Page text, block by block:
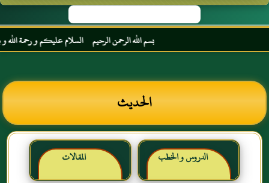
بسم الله الرحمن الرحيم السلام عليكم و رحمة الله و
الحديث
الدروس و الخطب المقالات